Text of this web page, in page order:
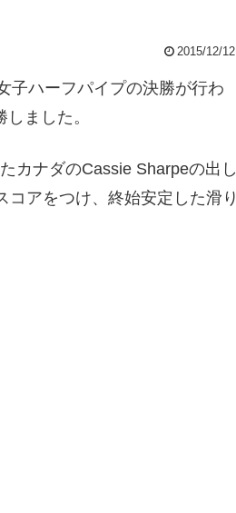
2015/12/12
子ハーフパイプの決勝が行わ
ました。
カナダのCassie Sharpeの出し
アをつけ、終始安定した滑り